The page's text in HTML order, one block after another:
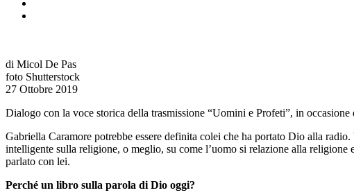
di Micol De Pas
foto Shutterstock
27 Ottobre 2019
Dialogo con la voce storica della trasmissione “Uomini e Profeti”, in occasione
Gabriella Caramore potrebbe essere definita colei che ha portato Dio alla
intelligente sulla religione, o meglio, su come l’uomo si relazione alla religione
parlato con lei.
Perché un libro sulla parola di Dio oggi?